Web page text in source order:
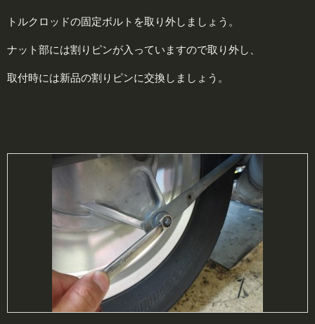
トルクロッドの固定ボルトを取り外しましょう。
ナット部には割りピンが入っていますので取り外し、
取付時には新品の割りピンに交換しましょう。